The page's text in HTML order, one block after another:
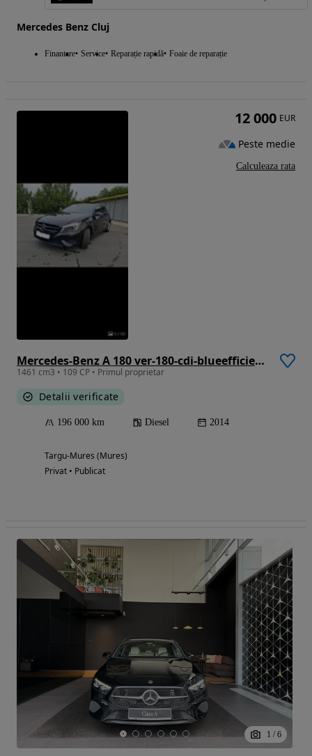
Mercedes Benz Cluj
Finantare Service Reparație rapidă Foaie de reparație
Mercedes-Benz A 180 ver-180-cdi-blueefficiency-aut-
1461 cm3 • 109 CP • Primul proprietar
Detalii verificate
196 000 km Diesel 2014
Targu-Mures (Mures)
Privat • Publicat
12 000 EUR
Peste medie
Calculeaza rata
1 / 6